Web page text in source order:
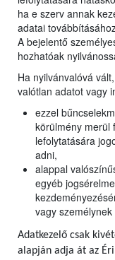
ha e szerv annak
adatai
A bejelentő
hozhatóak
Ha nyilvánvalóvá
valótlan adatot vagy
ezzel
körülmény merül
lefolytatására
adni,
alappal
egyéb
vagy
Adatkezelő csak
alapján adja át az